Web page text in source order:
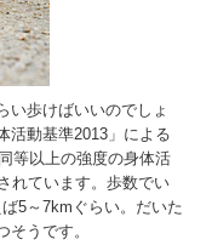
い歩けばいいのでしょ
活動基準2013」による
等以上の強度の身体活
れています。歩数でい
5～7kmぐらい。だいた
うです。